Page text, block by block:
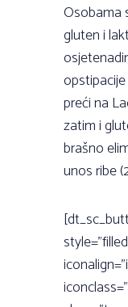
Osobama
gluten i
preći na
zatim i
brašno
unos ribe